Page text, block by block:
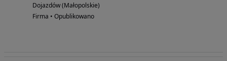
Dojazdów (Małopolskie)
Firma • Opublikowano